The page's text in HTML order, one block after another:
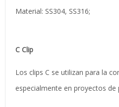
Material: SS304, SS316;
C Clip
Los clips C se utilizan para la
especialmente en proyectos de